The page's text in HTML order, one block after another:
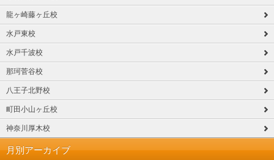
龍ヶ崎藤ヶ丘校
水戸東校
水戸千波校
那珂菅谷校
八王子北野校
町田小山ヶ丘校
神奈川厚木校
月別アーカイブ